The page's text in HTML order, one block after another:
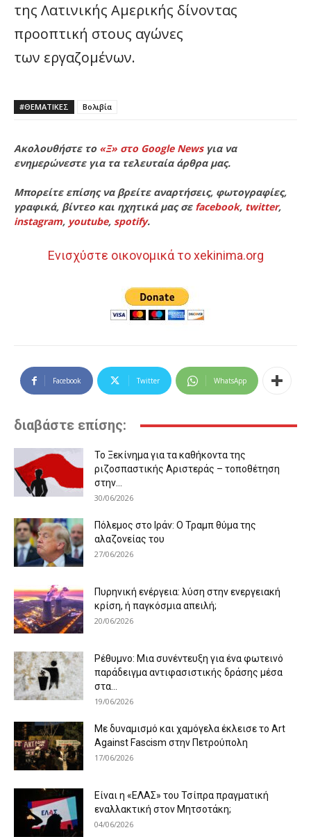
της Λατινικής Αμερικής δίνοντας
προοπτική στους αγώνες
των εργαζομένων.
#ΘΕΜΑΤΙΚΈΣ Βολιβία
Ακολουθήστε το «Ξ» στο Google Newsγια να
ενημερώνεστε για τα τελευταία άρθρα μας.
Μπορείτε επίσης να βρείτε αναρτήσεις, φωτογραφίες,
γραφικά, βίντεο και ηχητικά μας σε facebook, twitter,
instagram, youtube, spotify.
Ενισχύστε οικονομικά το xekinima.org
Facebook Twitter WhatsApp
διαβάστε επίσης:
Το Ξεκίνημα για τα καθήκοντα της
ριζοσπαστικής Αριστεράς – τοποθέτηση
στην...
30/06/2026
Πόλεμος στο Ιράν: Ο Τραμπ θύμα της
αλαζονείας του
27/06/2026
Πυρηνική ενέργεια: λύση στην ενεργειακή
κρίση, ή παγκόσμια απειλή;
20/06/2026
Ρέθυμνο: Μια συνέντευξη για ένα φωτεινό
παράδειγμα αντιφασιστικής δράσης μέσα
στα...
19/06/2026
Με δυναμισμό και χαμόγελα έκλεισε το Art
Against Fascism στην Πετρούπολη
17/06/2026
Είναι η «ΕΛΑΣ» του Τσίπρα πραγματική
εναλλακτική στον Μητσοτάκη;
04/06/2026